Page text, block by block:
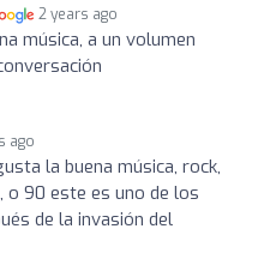
2 years ago
música, a un volumen
ago
la buena música, rock,
o 90 este es uno de los
de la invasión del